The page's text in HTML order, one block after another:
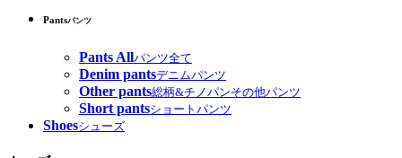
Pantsパンツ
Pants Allパンツ全て
Denim pantsデニムパンツ
Other pants総柄&チノパンその他パンツ
Short pantsショートパンツ
Shoesシューズ